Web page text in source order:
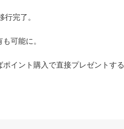
完了。
可能に。
イント購入で直接プレゼントす